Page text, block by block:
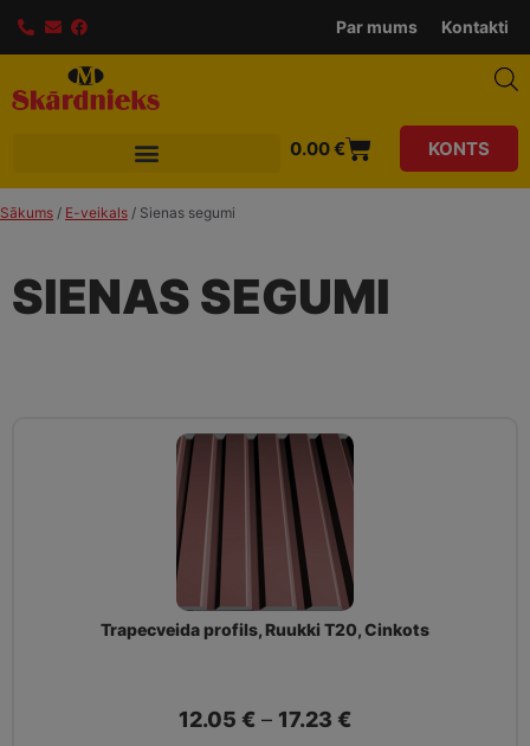
Par mums Kontakti
0.00€ KONTS
Sākums / E-veikals / Sienas segumi
SIENAS SEGUMI
Trapecveida profils, Ruukki T20, Cinkots
12.05 € – 17.23 €